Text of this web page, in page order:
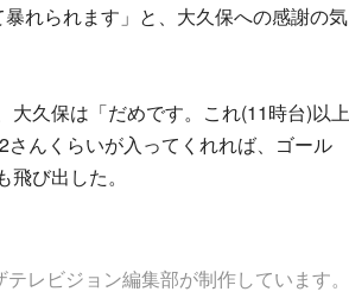
れられます」と、大久保への感謝の気
久保は「だめです。これ(11時台)以上
んくらいが入ってくれれば、ゴール
び出した。
レビジョン編集部が制作しています。